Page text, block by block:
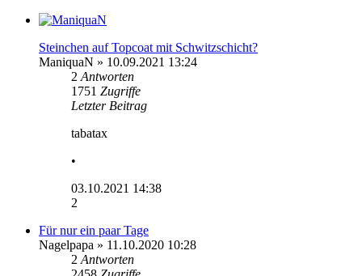
Steinchen auf Topcoat mit Schwitzschicht?
ManiquaN » 10.09.2021 13:24
2 Antworten
1751 Zugriffe
Letzter Beitrag
tabatax
•
03.10.2021 14:38
2
Für nur ein paar Tage
Nagelpapa » 11.10.2020 10:28
2 Antworten